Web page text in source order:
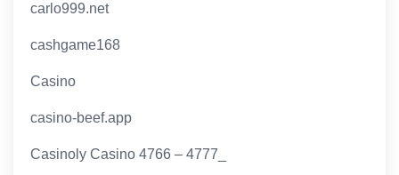
carlo999.net
cashgame168
Casino
casino-beef.app
Casinoly Casino 4766 – 4777_